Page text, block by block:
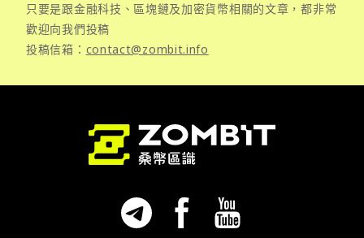
只要是跟金融科技、區塊鏈及加密貨幣相關的文章，都非常
歡迎向我們投稿
投稿信箱： contact@zombit.info